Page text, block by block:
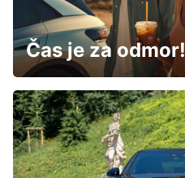
Čas je za odmor!